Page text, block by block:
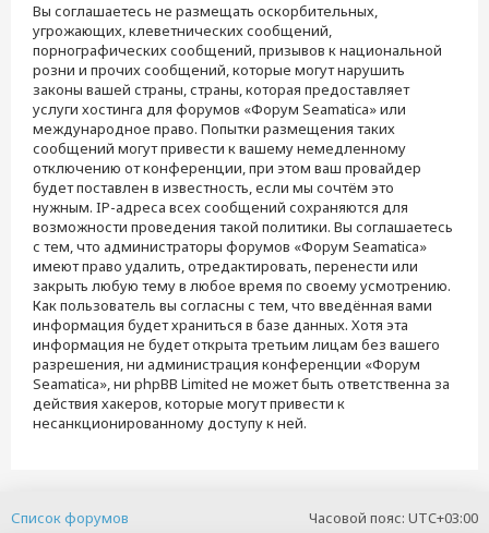
Вы соглашаетесь не размещать оскорбительных,
угрожающих, клеветнических сообщений,
порнографических сообщений, призывов к национальной
розни и прочих сообщений, которые могут нарушить
законы вашей страны, страны, которая предоставляет
услуги хостинга для форумов «Форум Seamatica» или
международное право. Попытки размещения таких
сообщений могут привести к вашему немедленному
отключению от конференции, при этом ваш провайдер
будет поставлен в известность, если мы сочтём это
нужным. IP-адреса всех сообщений сохраняются для
возможности проведения такой политики. Вы соглашаетесь
с тем, что администраторы форумов «Форум Seamatica»
имеют право удалить, отредактировать, перенести или
закрыть любую тему в любое время по своему усмотрению.
Как пользователь вы согласны с тем, что введённая вами
информация будет храниться в базе данных. Хотя эта
информация не будет открыта третьим лицам без вашего
разрешения, ни администрация конференции «Форум
Seamatica», ни phpBB Limited не может быть ответственна за
действия хакеров, которые могут привести к
несанкционированному доступу к ней.
Часовой пояс: UTC+03:00
Список форумов